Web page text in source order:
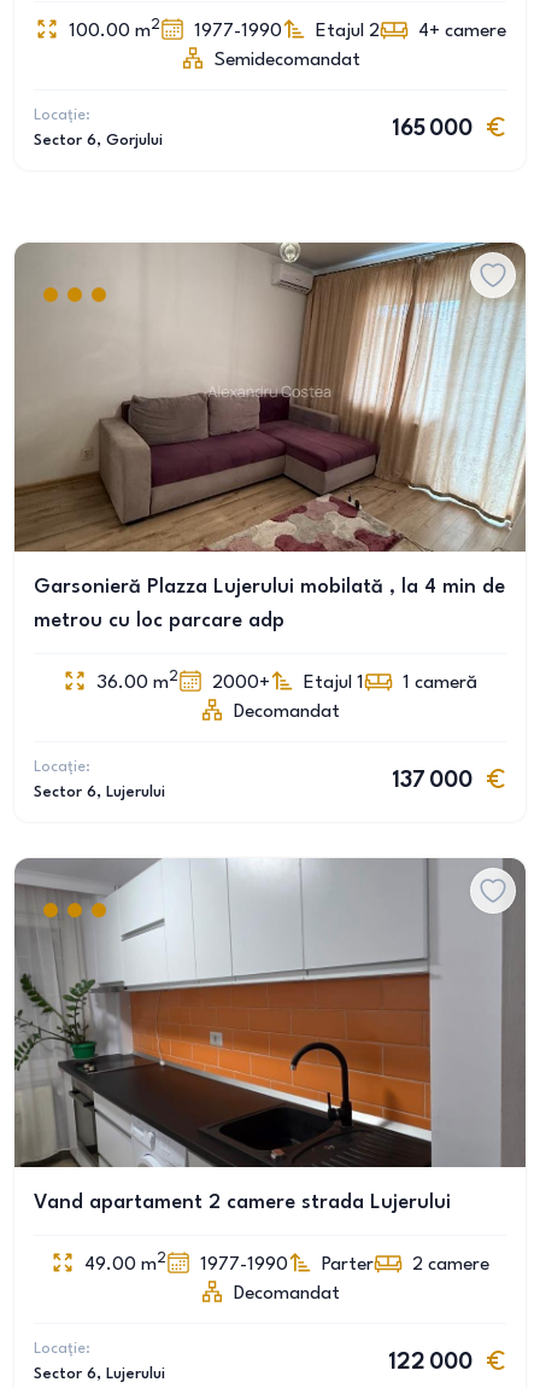
100.00 m2 1977-1990 Etajul 2 4+ camere
Semidecomandat
Locație:
Sector 6, Gorjului
165 000
Garsonieră Plazza Lujerului mobilată , la 4 min de
metrou cu loc parcare adp
36.00 m2 2000+ Etajul 1 1 cameră
Decomandat
Locație:
Sector 6, Lujerului
137 000
Vand apartament 2 camere strada Lujerului
49.00 m2 1977-1990 Parter 2 camere
Decomandat
Locație:
Sector 6, Lujerului
122 000